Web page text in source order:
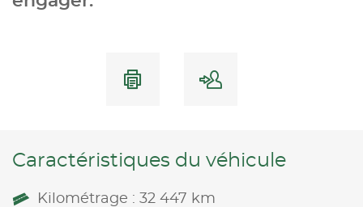
Caractéristiques du véhicule
Kilométrage : 32 447 km